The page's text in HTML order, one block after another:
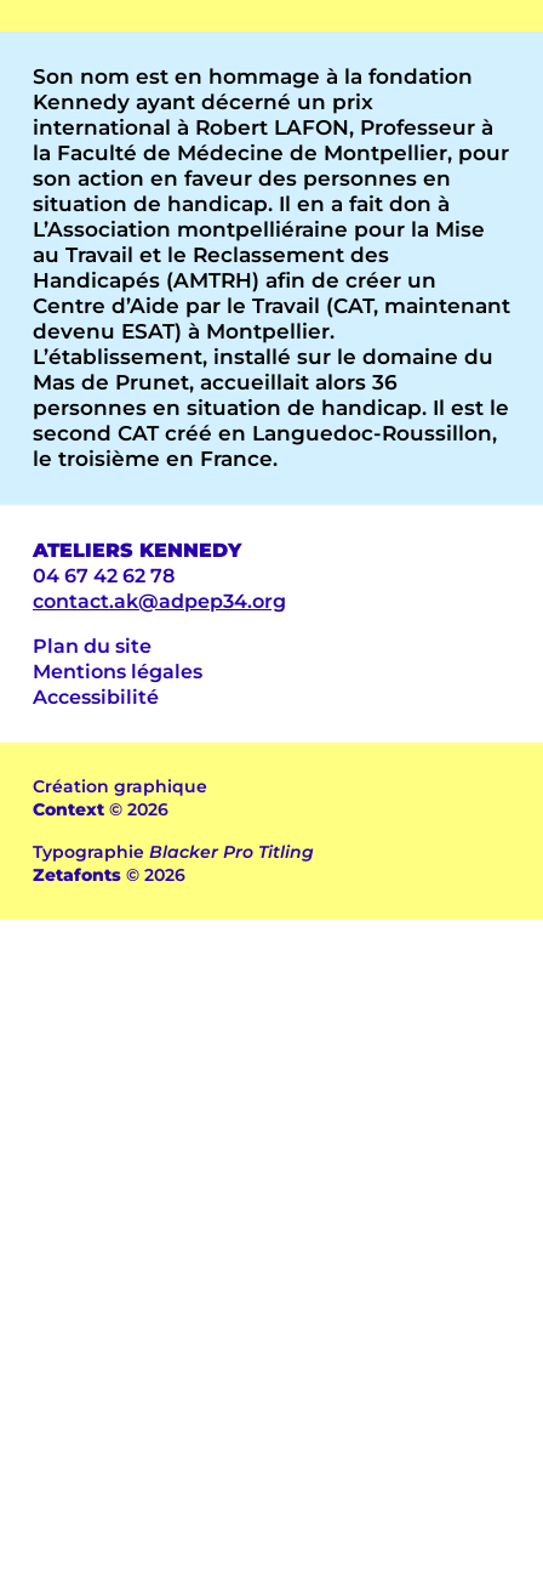
Son nom est en hommage à la fondation
Kennedy ayant décerné un prix
international à Robert LAFON, Professeur à
la Faculté de Médecine de Montpellier, pour
son action en faveur des personnes en
situation de handicap. Il en a fait don à
L’Association montpelliéraine pour la Mise
au Travail et le Reclassement des
Handicapés (AMTRH) afin de créer un
Centre d’Aide par le Travail (CAT, maintenant
devenu ESAT) à Montpellier.
L’établissement, installé sur le domaine du
Mas de Prunet, accueillait alors 36
personnes en situation de handicap. Il est le
second CAT créé en Languedoc-Roussillon,
le troisième en France.
ATELIERS KENNEDY
04 67 42 62 78
contact.ak@adpep34.org
Plan du site
Mentions légales
Accessibilité
Création graphique
Context © 2026
Typographie Blacker Pro Titling
Zetafonts © 2026